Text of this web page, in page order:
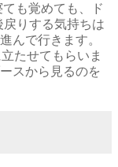
も覚めても、ド
りする気持ちは
んで行きます。
たせてもらいま
スから見るのを